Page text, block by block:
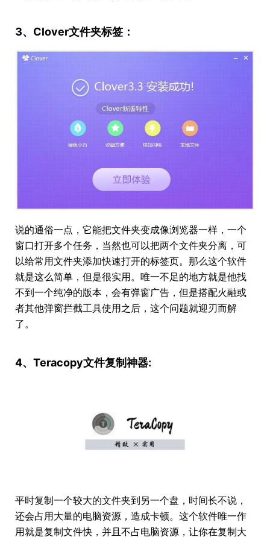
3、Clover文件夹标签：
说的通俗一点，它能把文件夹变成像浏览器一样，一个
窗口打开多个任务，当然也可以把两个文件夹分离，可
以给常用文件夹添加快速打开的标签页。那么这个软件
就是这么简单，但是很实用。唯一不足的地方就是他找
不到一个纯净的版本，会有弹窗广告，但是搭配火融或
者其他弹窗拦截工具使用之后，这个问题就迎刃而解
了。
4、Teracopy文件复制神器:
平时复制一个较大的文件夹到另一个盘，时间长不说，
还会占用大量的电脑资源，造成卡顿。这个软件唯一作
用就是复制文件快，并且不占电脑资源，让你在复制大